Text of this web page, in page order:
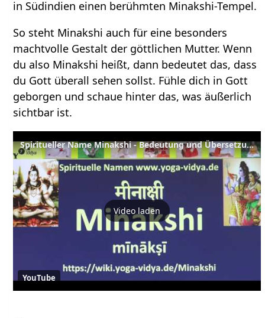
in Südindien einen berühmten Minakshi-Tempel.
So steht Minakshi auch für eine besonders
machtvolle Gestalt der göttlichen Mutter. Wenn
du also Minakshi heißt, dann bedeutet das, dass
du Gott überall sehen sollst. Fühle dich in Gott
geborgen und schaue hinter das, was äußerlich
sichtbar ist.
Spiritueller Name Minakshi - Bedeutung und Übersetzung aus dem Sanskrit
Video laden
YouTube